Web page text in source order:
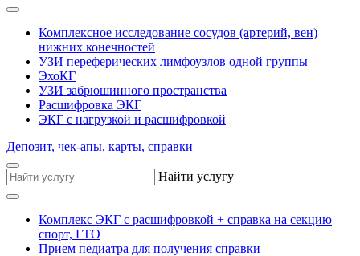
Комплексное исследование сосудов (артерий, вен)
нижних конечностей
УЗИ переферических лимфоузлов одной группы
ЭхоКГ
УЗИ забрюшинного пространства
Расшифровка ЭКГ
ЭКГ с нагрузкой и расшифровкой
Депозит, чек-апы, карты, справки
Найти услугу
Комплекс ЭКГ с расшифровкой + справка на секцию
спорт, ГТО
Прием педиатра для получения справки